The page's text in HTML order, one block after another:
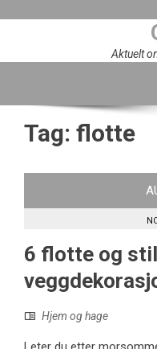
Aktuelt
Tag: flotte
6 flotte og
Hjem og hage